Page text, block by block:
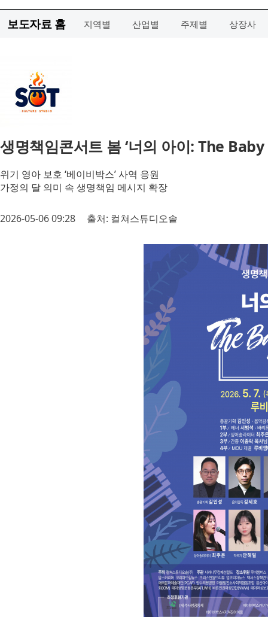
보도자료 홈 지역별 산업별 주제별 상장사
생명책임콘서트 봄 ‘너의 아이: The
위기 영아 보호 ‘베이비박스’ 사역 응원
가정의 달 의미 속 생명책임 메시지 확장
2026-05-06 09:28 출처: 컬쳐스튜디오솥